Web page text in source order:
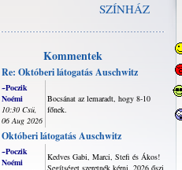
SZÍNHÁZ
Kommentek
Re: Októberi látogatás Auschwitz
~Poczik
Noémi
10:30 Csü,
06 Aug 2026
Bocsánat az lemaradt, hogy 8-10
főnek.
Októberi látogatás Auschwitz
~Poczik
Noémi
Kedves Gabi, Marci, Stefi és Ákos!
Segítséget szeretnék kérni, 2026 őszi